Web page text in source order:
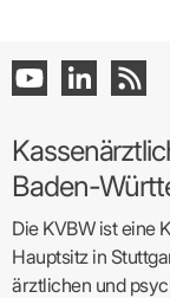
Baden-
Die KVBW ist eine
Hauptsitz in
ärztlichen und